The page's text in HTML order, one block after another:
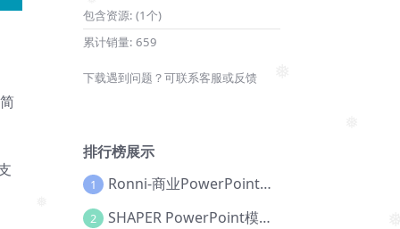
包含资源: (1个)
累计销量: 659
下载遇到问题？可联系客服或反馈
排行榜展示
1 Ronni-商业PowerPoint模板【Dc-0077】
2 SHAPER PowerPoint模板【Dc-0184】